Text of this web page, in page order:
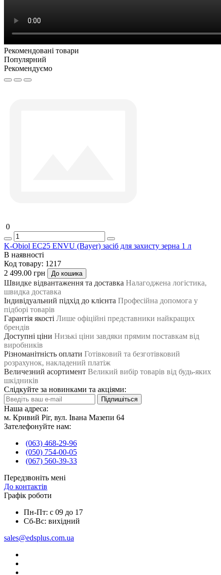
Рекомендовані товари
Популярний
Рекомендуємо
0
K-Obiol ЕС25 ENVU (Bayer) засіб для захисту зерна 1 л
В наявності
Код товару: 1217
2 499.00 грн
До кошика
Швидке відвантаження та доставка Налагоджена логістика,
швидка доставка
Індивідуальний підхід до клієнта Професійна допомога у
підборі товарів
Гарантія якості Лише офіційні представники найкращих
брендів
Доступні ціни Низькі ціни завдяки прямим поставкам від
виробників
Різноманітність оплати Готівковий та безготівковий
розрахунок, накладений платіж
Величезний асортимент Великий вибір товарів від будь-яких
шкідників
Слідкуйте за новинками та акціями:
Підпишіться
Наша адреса:
м. Кривий Ріг, вул. Івана Мазепи 64
Зателефонуйте нам:
(063) 468-29-96
(050) 754-00-05
(067) 560-39-33
Передзвоніть мені
До контактів
Графік роботи
Пн-Пт: с 09 до 17
Сб-Вс: вихідний
sales@edsplus.com.ua